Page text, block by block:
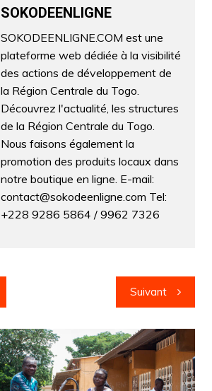
A
p
p
dI
n
e
n
g
er
a
m
g
er
SOKODEENLIGNE
SOKODEENLIGNE.COM est une
plateforme web dédiée à la visibilité
des actions de développement de
la Région Centrale du Togo.
Découvrez l'actualité, les structures
de la Région Centrale du Togo.
Nous faisons également la
promotion des produits locaux dans
notre boutique en ligne. E-mail:
contact@sokodeenligne.com Tel:
+228 9286 5864 / 9962 7326
Suivant